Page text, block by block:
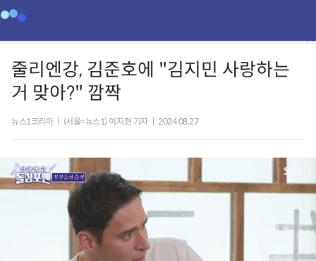
줄리엔강, 김준호에 "김지민 사랑하는
거 맞아?" 깜짝
뉴스1코리아 (서울=뉴스1) 이지현 기자 2024.08.27